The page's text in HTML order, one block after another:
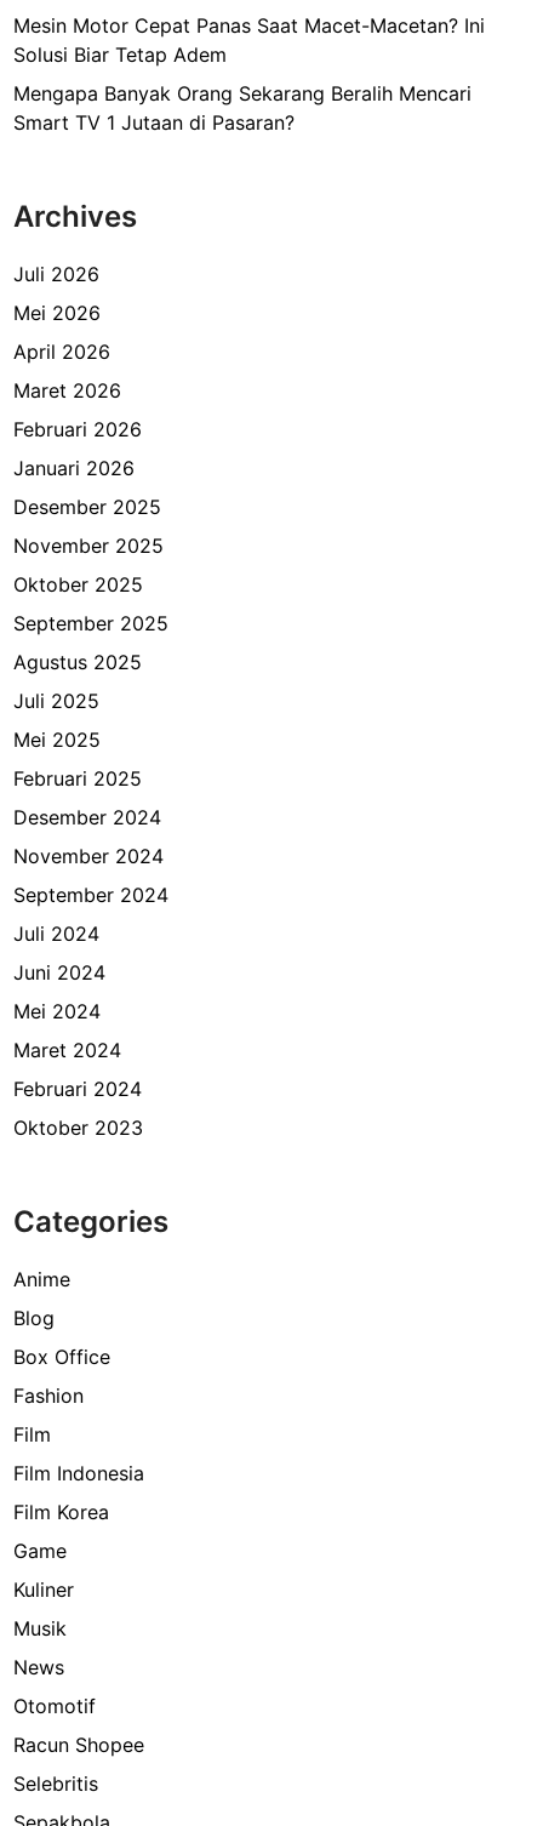
Mesin Motor Cepat Panas Saat Macet-Macetan? Ini
Solusi Biar Tetap Adem
Mengapa Banyak Orang Sekarang Beralih Mencari
Smart TV 1 Jutaan di Pasaran?
Archives
Juli 2026
Mei 2026
April 2026
Maret 2026
Februari 2026
Januari 2026
Desember 2025
November 2025
Oktober 2025
September 2025
Agustus 2025
Juli 2025
Mei 2025
Februari 2025
Desember 2024
November 2024
September 2024
Juli 2024
Juni 2024
Mei 2024
Maret 2024
Februari 2024
Oktober 2023
Categories
Anime
Blog
Box Office
Fashion
Film
Film Indonesia
Film Korea
Game
Kuliner
Musik
News
Otomotif
Racun Shopee
Selebritis